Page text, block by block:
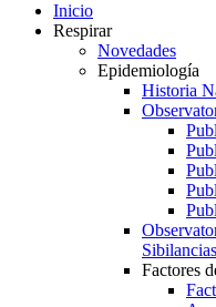
Inicio
Respirar
Novedades
Epidemiología
Historia
Factores